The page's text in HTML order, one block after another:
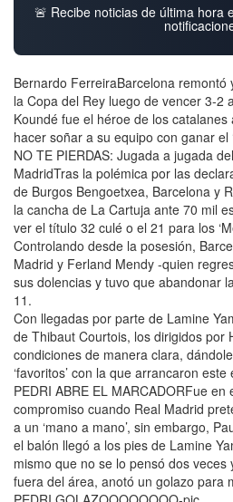
🚨 Recibe noticias de última hora
Bernardo FerreiraBarcelona
la Copa del Rey luego de vencer 3-2
Koundé fue el héroe de los
hacer soñar a su equipo con ganar el
NO TE PIERDAS: Jugada a jugada
MadridTras la polémica por las
de Burgos Bengoetxea, Barcelona y
la cancha de La Cartuja ante 70 mil
ver el título 32 culé o el 21 para los
Controlando desde la posesión,
Madrid y Ferland Mendy -quien
sus dolencias y tuvo que abandonar
11.
Con llegadas por parte de Lamine
de Thibaut Courtois, los dirigidos por
condiciones de manera clara,
‘favoritos’ con la que arrancaron este
PEDRI ABRE EL MARCADORFue en
compromiso cuando Real Madrid
a un ‘mano a mano’, sin embargo,
el balón llegó a los pies de Lamine
mismo que no se lo pensó dos
fuera del área, anotó un golazo para